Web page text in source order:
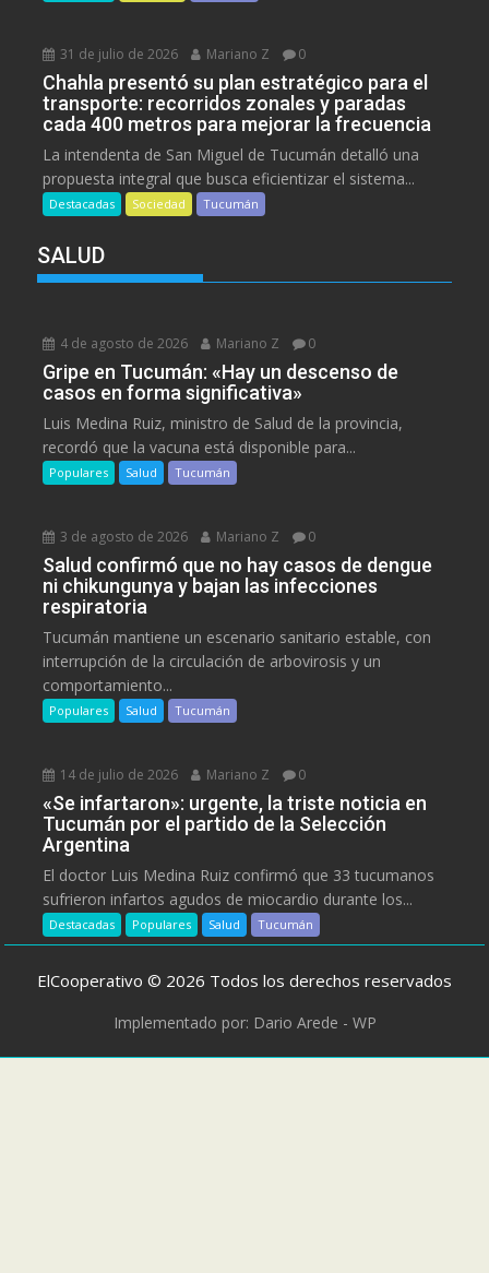
31 de julio de 2026 Mariano Z 0
Chahla presentó su plan estratégico para el
transporte: recorridos zonales y paradas
cada 400 metros para mejorar la frecuencia
La intendenta de San Miguel de Tucumán detalló una
propuesta integral que busca eficientizar el sistema...
Destacadas Sociedad Tucumán
SALUD
4 de agosto de 2026 Mariano Z 0
Gripe en Tucumán: «Hay un descenso de
casos en forma significativa»
Luis Medina Ruiz, ministro de Salud de la provincia,
recordó que la vacuna está disponible para...
Populares Salud Tucumán
3 de agosto de 2026 Mariano Z 0
Salud confirmó que no hay casos de dengue
ni chikungunya y bajan las infecciones
respiratoria
Tucumán mantiene un escenario sanitario estable, con
interrupción de la circulación de arbovirosis y un
comportamiento...
Populares Salud Tucumán
14 de julio de 2026 Mariano Z 0
«Se infartaron»: urgente, la triste noticia en
Tucumán por el partido de la Selección
Argentina
El doctor Luis Medina Ruiz confirmó que 33 tucumanos
sufrieron infartos agudos de miocardio durante los...
Destacadas Populares Salud Tucumán
ElCooperativo © 2026 Todos los derechos reservados